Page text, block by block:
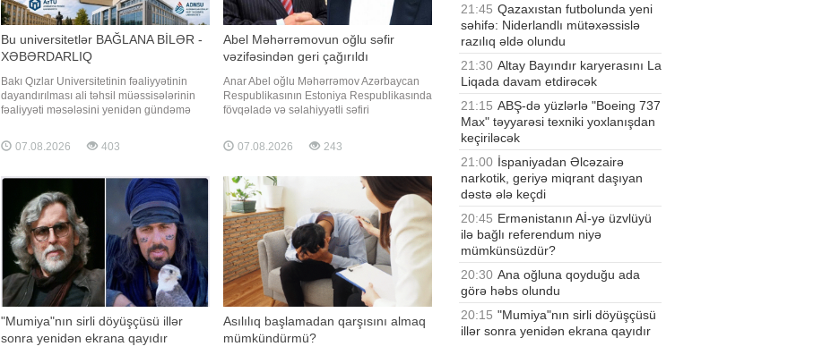
Bu universitetlər BAĞLANA BİLƏR -
XƏBƏRDARLIQ
Bakı Qızlar Universitetinin fəaliyyətinin
dayandırılması ali təhsil müəssisələrinin
fəaliyyəti məsələsini yenidən gündəmə
standartlarına uyğunluğu, tədris və
idarəetmə prosesləri, maddi-texniki baza
olduğunu göstərir
07.08.2026 403
Abel Məhərrəmovun oğlu səfir
vəzifəsindən geri çağırıldı
Anar Abel oğlu Məhərrəmov Azərbaycan
Respublikasının Estoniya Respublikasında
fövqəladə və səlahiyyətli səfiri
xəbər verir ki, bu barədə Prezident İlham
Əliyev Sərəncam imzalayıb. Qeyd edək ki,
rektoru Abel Məhərrəmovu
07.08.2026 243
"Mumiya"nın sirli döyüşçüsü illər
sonra yenidən ekrana qayıdır
Asılılıq başlamadan qarşısını almaq
mümkündürmü?
21:45 Qazaxıstan futbolunda yeni
səhifə: Niderlandlı mütəxəssislə
razılıq əldə olundu
21:30 Altay Bayındır karyerasını La
Liqada davam etdirəcək
21:15 ABŞ-də yüzlərlə "Boeing 737
Max" təyyarəsi texniki yoxlanışdan
keçiriləcək
21:00 İspaniyadan Əlcəzairə
narkotik, geriyə miqrant daşıyan
dəstə ələ keçdi
20:45 Ermənistanın Aİ-yə üzvlüyü
ilə bağlı referendum niyə
mümkünsüzdür?
20:30 Ana oğluna qoyduğu ada
görə həbs olundu
20:15 "Mumiya"nın sirli döyüşçüsü
illər sonra yenidən ekrana qayıdır